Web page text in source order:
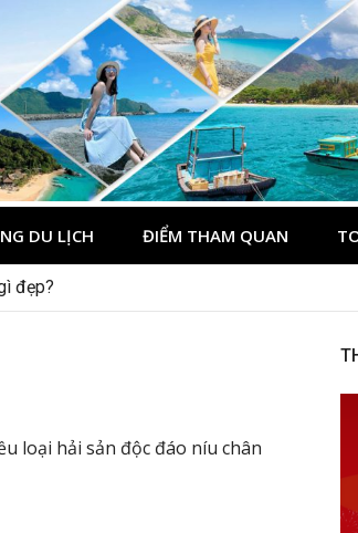
Côn Đảo
DU LỊCH ĐIỂM THAM QUAN
đẹp?
loại hải sản độc đáo níu chân